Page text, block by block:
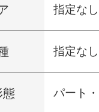
指定なし
指定なし
態 パート